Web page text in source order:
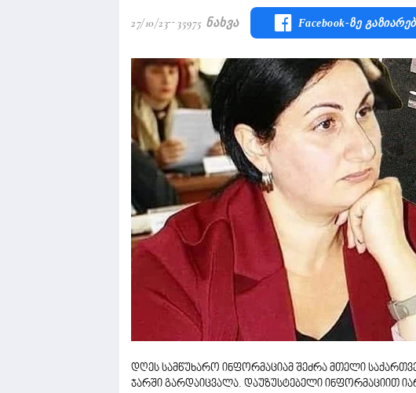
27/10/23 35975 Ნახვა Facebook-Ზე
დღეს სამწუხარო ინფორმაციამ შეძრა მთელი
ჯარში გარდაიცვალა. დაუზუსტებელი ინფორმაციით